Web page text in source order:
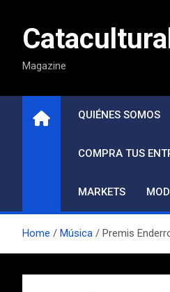
contenidoCatacultural
Magazine
QUIÉNES SOMOS
COMPRA TUS
MARKETS
Home Música Premis